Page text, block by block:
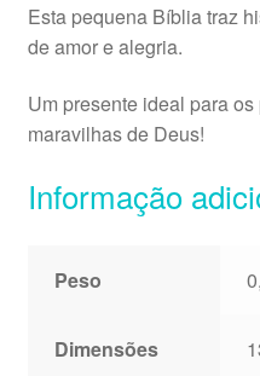
Esta pequena Bíblia traz
de amor e alegria.
Um presente ideal para
maravilhas de Deus!
Informação
Peso
Dimensões